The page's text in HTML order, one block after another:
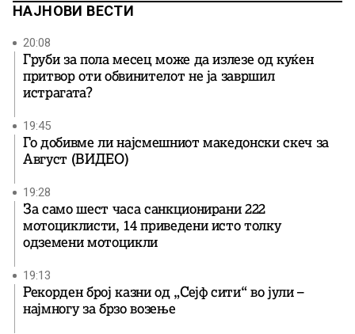
НАЈНОВИ ВЕСТИ
20:08
Груби за пола месец може да излезе од куќен
притвор оти обвинителот не ја завршил
истрагата?
19:45
Го добивме ли најсмешниот македонски скеч за
Август (ВИДЕО)
19:28
За само шест часа санкционирани 222
мотоциклисти, 14 приведени исто толку
одземени мотоцикли
19:13
Рекорден број казни од „Сејф сити“ во јули –
најмногу за брзо возење